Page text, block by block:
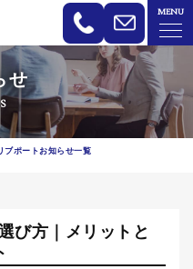
MENU
ポート | コワーキング
せ
ブポートお知らせ一覧
び方｜メリットと